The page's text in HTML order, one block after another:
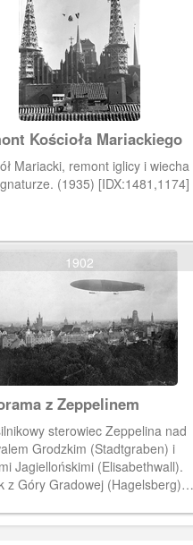
Kościoła Mariackiego
wiecha
(1935) [IDX:1481,1174]
1902
z Zeppelinem
sterowiec Zeppelina nad
Grodzkim (Stadtgraben) i
Jagiellońskimi (Elisabethwall).
z Góry Gradowej (Hagelsberg).
pusty jeszcze plac, zajęty później